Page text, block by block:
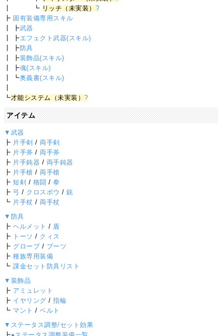
┃ ┗ リッチ（未実装） ?
┣ 固有装備専用スキル
┃ ┣武器
┃ ┣エフェクト武器(スキル)
┃ ┣防具
┃ ┣装飾品(スキル)
┃ ┣魂(スキル)
┃ ┗奥義書(スキル)
┗才能システム（未実装）?
アイテム
▼武器
┣ 片手剣 / 両手剣
┣ 片手斧 / 両手斧
┣ 片手鈍器 / 両手鈍器
┣ 片手槍 / 両手槍
┣短剣 / 格闘 /拳
┣ 弓 / クロスボウ /銃
┗ 片手杖 / 両手杖
▼防具
┣ヘルメット / 盾
┣ トーソ / クィス
┣ グローブ / ブーツ
┣種族専用装備
┗課金セット防具リスト
▼装飾品
┣ アミュレット
┣ イヤリング /指輪
┗ マント /ベルト
▼ステータス調整/セット効果